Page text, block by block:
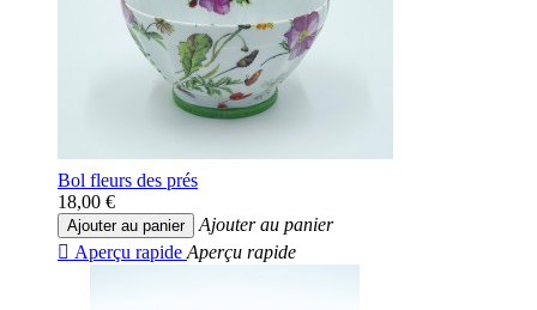
Bol fleurs des prés
18,00 €
Ajouter au panier
Ajouter au panier
 Aperçu rapide Aperçu rapide